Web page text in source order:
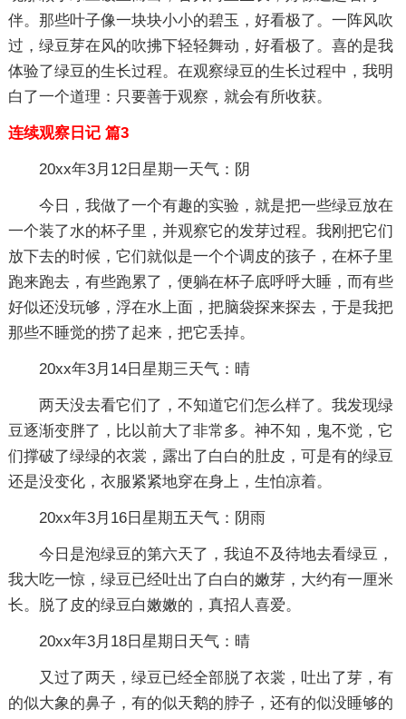
伴。那些叶子像一块块小小的碧玉，好看极了。一阵风吹
过，绿豆芽在风的吹拂下轻轻舞动，好看极了。喜的是我
体验了绿豆的生长过程。在观察绿豆的生长过程中，我明
白了一个道理：只要善于观察，就会有所收获。
连续观察日记 篇3
20xx年3月12日星期一天气：阴
今日，我做了一个有趣的实验，就是把一些绿豆放在
一个装了水的杯子里，并观察它的发芽过程。我刚把它们
放下去的时候，它们就似是一个个调皮的孩子，在杯子里
跑来跑去，有些跑累了，便躺在杯子底呼呼大睡，而有些
好似还没玩够，浮在水上面，把脑袋探来探去，于是我把
那些不睡觉的捞了起来，把它丢掉。
20xx年3月14日星期三天气：晴
两天没去看它们了，不知道它们怎么样了。我发现绿
豆逐渐变胖了，比以前大了非常多。神不知，鬼不觉，它
们撑破了绿绿的衣裳，露出了白白的肚皮，可是有的绿豆
还是没变化，衣服紧紧地穿在身上，生怕凉着。
20xx年3月16日星期五天气：阴雨
今日是泡绿豆的第六天了，我迫不及待地去看绿豆，
我大吃一惊，绿豆已经吐出了白白的嫩芽，大约有一厘米
长。脱了皮的绿豆白嫩嫩的，真招人喜爱。
20xx年3月18日星期日天气：晴
又过了两天，绿豆已经全部脱了衣裳，吐出了芽，有
的似大象的鼻子，有的似天鹅的脖子，还有的似没睡够的